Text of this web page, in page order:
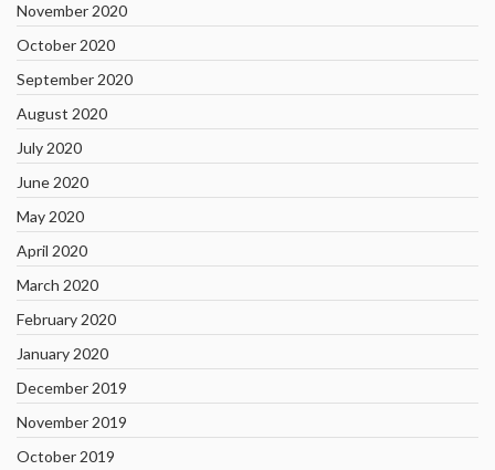
November 2020
October 2020
September 2020
August 2020
July 2020
June 2020
May 2020
April 2020
March 2020
February 2020
January 2020
December 2019
November 2019
October 2019